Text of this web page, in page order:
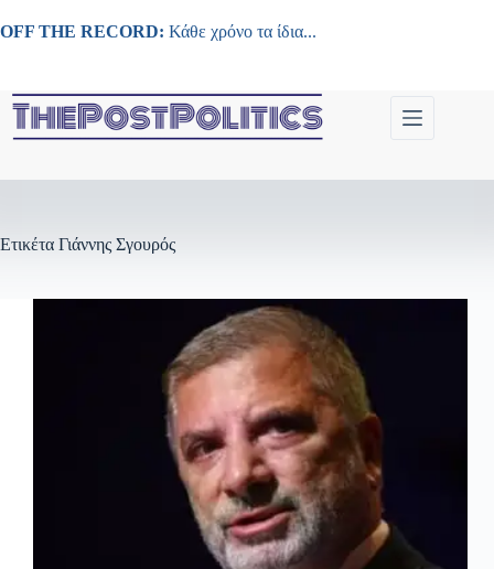
στο
OFF THE RECORD: Κάθε χρόνο τα ίδια...
Ετικέτα Γιάννης Σγουρός